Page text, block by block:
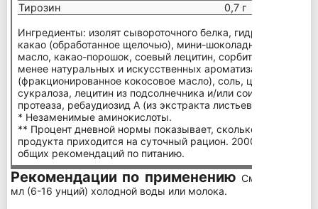
Тирозин
0,7 г
Ингредиенты: изолят сывороточного белка, гидролизат
какао (обработанное щелочью), мини-шоколадная крошка
масло, какао-порошок, соевый лецитин,
менее натуральных и искусственных ароматизаторов,
(фракционированное кокосовое масло), соль, цитрат калия,
сукралоза, лецитин из подсолнечника и/или сои, диоксид
протеаза, ребаудиозид А (из экстракта листьев стевии).
* Незаменимые аминокислоты.
** Процент дневной нормы показывает, сколько
продукта приходится на суточный рацион. 2000 калорий в
общих рекомендаций по питанию.
Рекомендации по применению Смешайте 1
мл (6-16 унций) холодной воды или молока.